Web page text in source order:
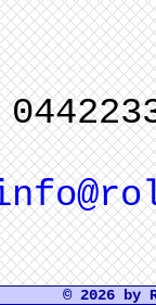
© 2026 by